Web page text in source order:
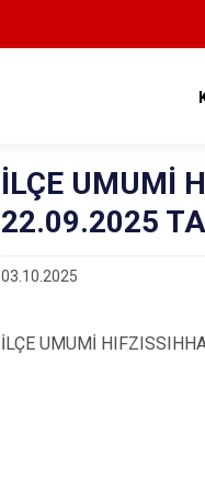
İLÇE UMUMİ
22.09.2025
03.10.2025
İLÇE UMUMİ